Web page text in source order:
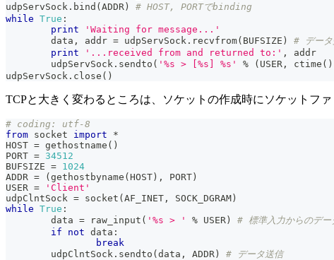
udpServSock . bind (ADDR )
# HOST, PORTでbinding
while True :
print
'Waiting for message...'
	data
, addr = udpServSock . recvfrom( BUFSIZE )
# データ
print
'...received from and returned to:' ,
addr
	udpServSock
. sendto ( '%s > [%s] %s' % ( USER , ctime ( )
udpServSock . close ( )
TCPと大きく変わるところは、ソケットの作成時にソケットフ
# coding: utf-8
from socket import
*
HOST = gethostname ( )
PORT = 34512
BUFSIZE = 1024
ADDR = (gethostbyname (HOST) , PORT)
USER =
'Client'
udpClntSock = socket (AF_INET , SOCK_DGRAM)
while True :
	data
= raw_input ( '%s > ' % USER )
# 標準入力からのデー
if
not data :
break
	udpClntSock
. sendto (data , ADDR )
# データ送信